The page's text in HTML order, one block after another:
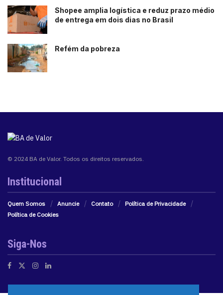
Shopee amplia logística e reduz prazo médio
de entrega em dois dias no Brasil
Refém da pobreza
© 2024 BA de Valor. Todos os direitos reservados.
Institucional
Quem Somos Anuncie Contato
Política de Privacidade
Política de Cookies
Siga-Nos